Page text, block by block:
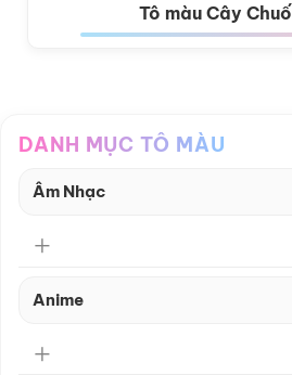
Tô màu Cây
DANH MỤC TÔ MÀU
Âm Nhạc
Anime